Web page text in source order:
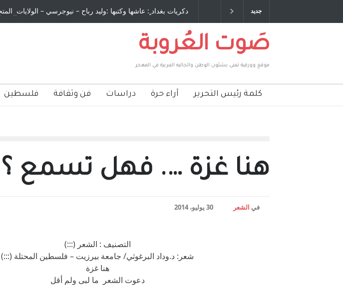
جديد دكريات بغداد ٍ: عاشها وكتبها :وليد رباح – نيوجرسي – الولايات المتحدة
الامريكية
كتب وترافع فيها بنفسه مرة اخرى.. الشيخ
صاغرون،
صَوت العُروبة
موقع وورقية تعنى بشئون الوطن والجاليه العربية في المهجر
كلمة رئيس التحرير آراء حرة دراسات فن وثقافة فلسطين
هنا غزة …. فهل تسمع ؟
في الشعر 30 يوليو، 2014
التصنيف : الشعر (:::)
شعر: د.وداد البرغوثي/ جامعة بيرزيت – فلسطين المحتلة (:::)
هنا غزة
دعوت الشعر ما لبى ولم أقلِ